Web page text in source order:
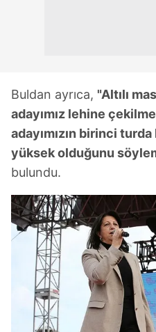
Buldan ayrıca, "Altılı
adayımız lehine
adayımızın birinci
yüksek olduğunu
bulundu.